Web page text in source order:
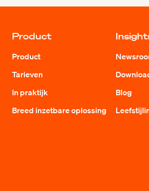
Product
Product
Tarieven
In praktijk
Breed inzetbare oplossing
Blog